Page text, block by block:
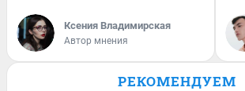
Ксения Владимирская
Автор мнения
РЕКОМЕНДУЕМ